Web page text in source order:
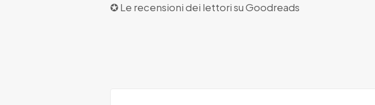
✪ Le recensioni dei lettori suGoodreads